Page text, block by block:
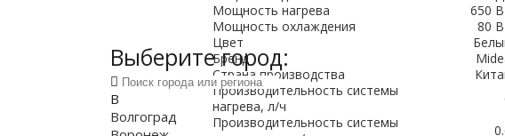
Мощность нагрева
650
Мощность охлаждения
80
Цвет
Бренд
Страна производства
Производительность системы
нагрева, л/ч
Производительность системы
Выберите город:
В
Волгоград